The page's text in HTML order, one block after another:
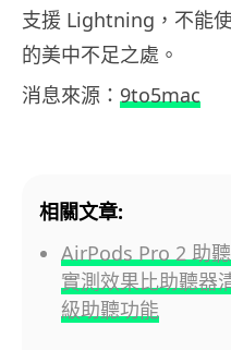
支援 Lightning，不能
的美中不足之處。
消息來源： 9to5mac
相關文章:
AirPods Pro 2 助
實測效果比助聽
級助聽功能